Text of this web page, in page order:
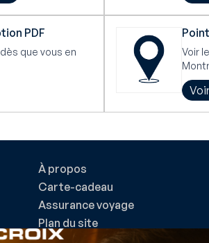
PDF
que vous en
Voir
À propos
Carte-cadeau
Assurance voyage
Plan du site